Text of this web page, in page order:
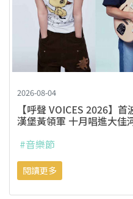
2026-08-04
【呼聲 VOICES 2026】
漢堡黃領軍 十月唱進大佳
#音樂節
閱讀更多